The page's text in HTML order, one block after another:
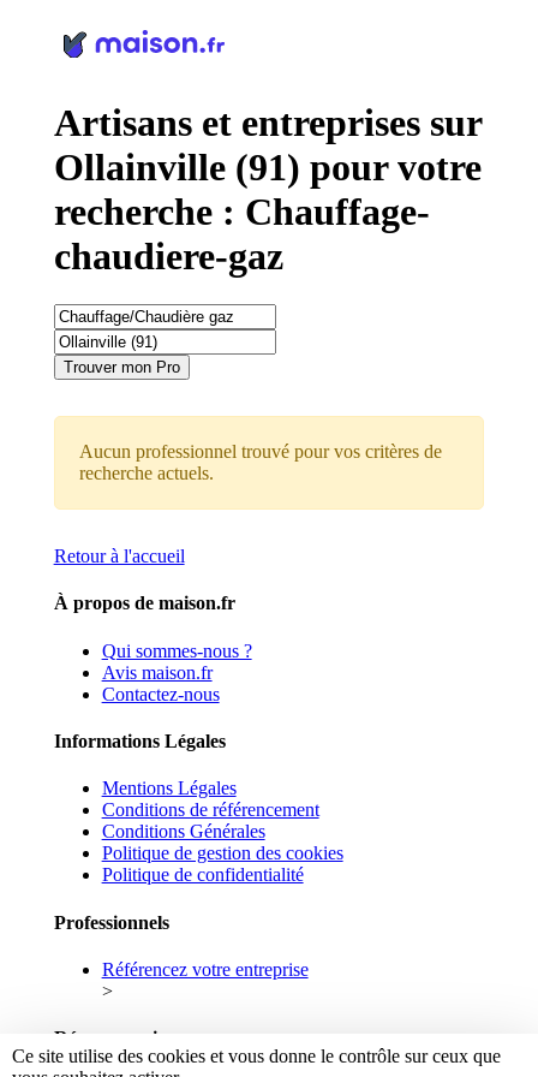
Artisans et entreprises sur
Ollainville (91) pour votre
recherche : Chauffage-
chaudiere-gaz
Trouver mon Pro
Aucun professionnel trouvé pour vos critères de
recherche actuels.
Retour à l'accueil
À propos de maison.fr
Qui sommes-nous ?
Avis maison.fr
Contactez-nous
Informations Légales
Mentions Légales
Conditions de référencement
Conditions Générales
Politique de gestion des cookies
Politique de confidentialité
Professionnels
Référencez votre entreprise
>
Réseaux sociaux
Ce site utilise des cookies et vous donne le contrôle sur ceux que